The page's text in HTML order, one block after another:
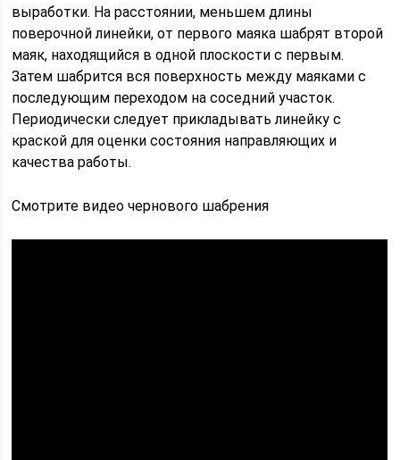
выработки. На расстоянии, меньшем длины
поверочной линейки, от первого маяка шабрят второй
маяк, находящийся в одной плоскости с первым.
Затем шабрится вся поверхность между маяками с
последующим переходом на соседний участок.
Периодически следует прикладывать линейку с
краской для оценки состояния направляющих и
качества работы.
Смотрите видео чернового шабрения